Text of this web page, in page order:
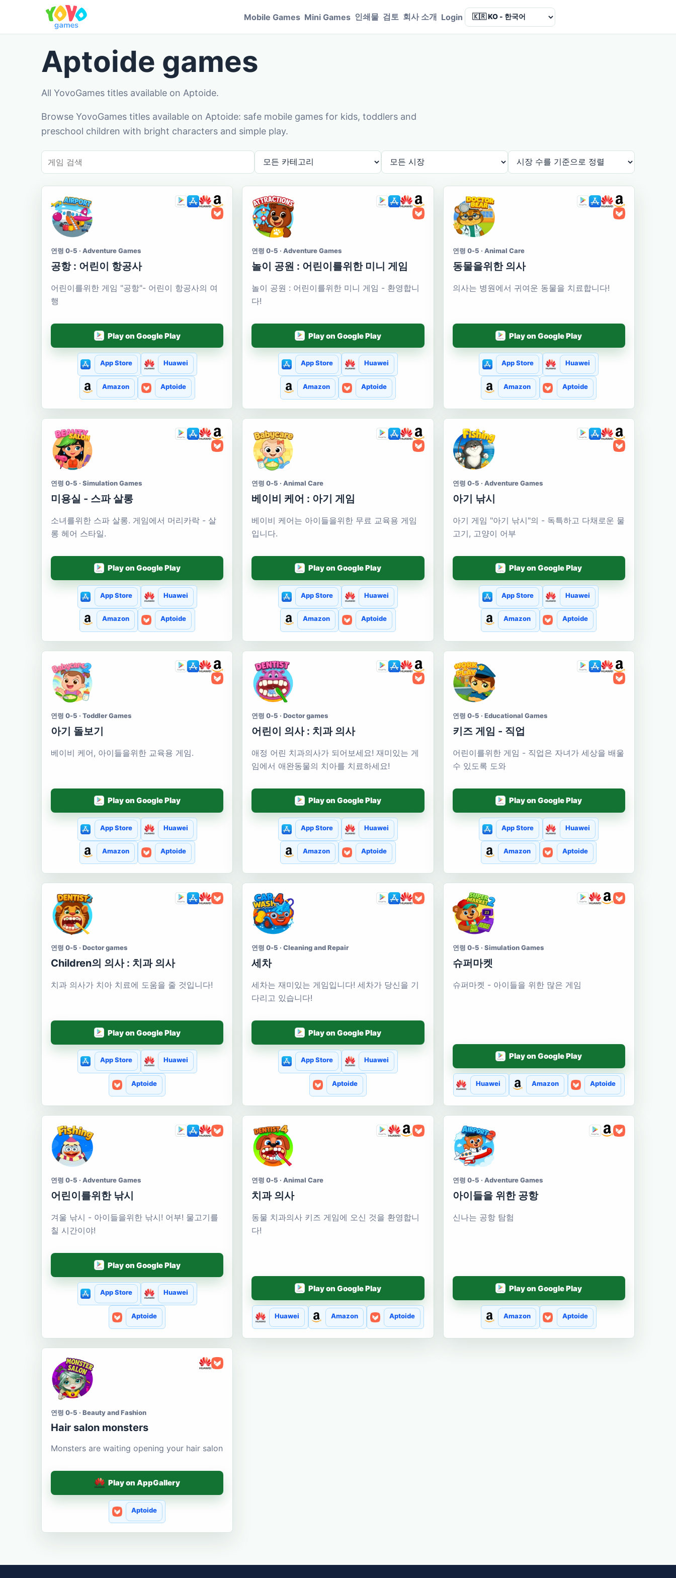
Mobile Games Mini Games 인쇄물 검토 회사 소개 Login Language
Aptoide games
All YovoGames titles available on Aptoide.
Browse YovoGames titles available on Aptoide: safe mobile games for kids, toddlers and
preschool children with bright characters and simple play.
연령 0-5 · Adventure Games
공항 : 어린이 항공사
어린이를위한 게임 "공항"- 어린이 항공사의 여
행
Play on Google Play
App Store Huawei
Amazon Aptoide
연령 0-5 · Adventure Games
놀이 공원 : 어린이를위한 미니 게임
놀이 공원 : 어린이를위한 미니 게임 - 환영합니
다!
Play on Google Play
App Store Huawei
Amazon Aptoide
연령 0-5 · Animal Care
동물을위한 의사
의사는 병원에서 귀여운 동물을 치료합니다!
Play on Google Play
App Store Huawei
Amazon Aptoide
연령 0-5 · Simulation Games
미용실 - 스파 살롱
소녀를위한 스파 살롱. 게임에서 머리카락 - 살
롱 헤어 스타일.
Play on Google Play
App Store Huawei
Amazon Aptoide
연령 0-5 · Animal Care
베이비 케어 : 아기 게임
베이비 케어는 아이들을위한 무료 교육용 게임
입니다.
Play on Google Play
App Store Huawei
Amazon Aptoide
연령 0-5 · Adventure Games
아기 낚시
아기 게임 "아기 낚시"의 - 독특하고 다채로운 물
고기, 고양이 어부
Play on Google Play
App Store Huawei
Amazon Aptoide
연령 0-5 · Toddler Games
아기 돌보기
베이비 케어, 아이들을위한 교육용 게임.
Play on Google Play
App Store Huawei
Amazon Aptoide
연령 0-5 · Doctor games
어린이 의사 : 치과 의사
애정 어린 치과의사가 되어보세요! 재미있는 게
임에서 애완동물의 치아를 치료하세요!
Play on Google Play
App Store Huawei
Amazon Aptoide
연령 0-5 · Educational Games
키즈 게임 - 직업
어린이를위한 게임 - 직업은 자녀가 세상을 배울
수 있도록 도와
Play on Google Play
App Store Huawei
Amazon Aptoide
연령 0-5 · Doctor games
Сhildren의 의사 : 치과 의사
치과 의사가 치아 치료에 도움을 줄 것입니다!
Play on Google Play
App Store Huawei
Aptoide
연령 0-5 · Cleaning and Repair
세차
세차는 재미있는 게임입니다! 세차가 당신을 기
다리고 있습니다!
Play on Google Play
App Store Huawei
Aptoide
연령 0-5 · Simulation Games
슈퍼마켓
슈퍼마켓 - 아이들을 위한 많은 게임
Play on Google Play
Huawei Amazon Aptoide
연령 0-5 · Adventure Games
어린이를위한 낚시
겨울 낚시 - 아이들을위한 낚시! 어부! 물고기를
칠 시간이야!
Play on Google Play
App Store Huawei
Aptoide
연령 0-5 · Animal Care
치과 의사
동물 치과의사 키즈 게임에 오신 것을 환영합니
다!
Play on Google Play
Huawei Amazon Aptoide
연령 0-5 · Adventure Games
아이들을 위한 공항
신나는 공항 탐험
Play on Google Play
Amazon Aptoide
연령 0-5 · Beauty and Fashion
Hair salon monsters
Monsters are waiting opening your hair salon
Play on AppGallery
Aptoide